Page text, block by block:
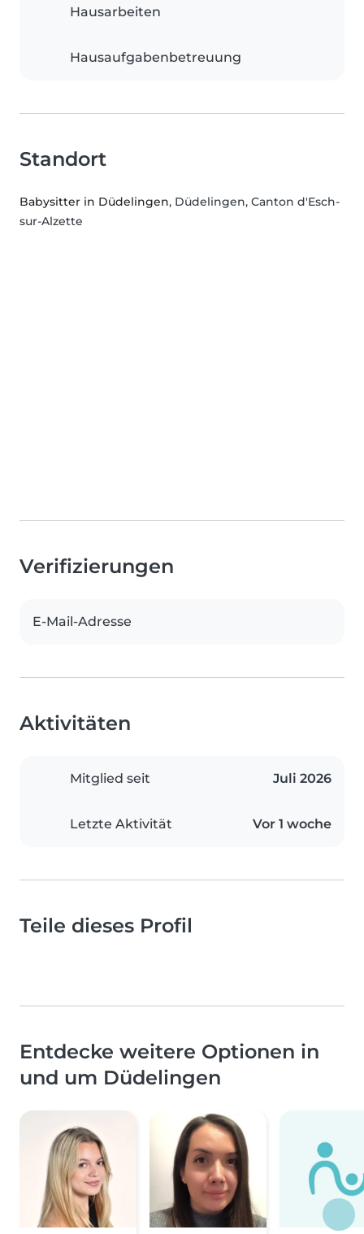
Hausarbeiten
Hausaufgabenbetreuung
Standort
Babysitter in Düdelingen, Düdelingen, Canton d'Esch-
sur-Alzette
Verifizierungen
E-Mail-Adresse
Aktivitäten
Mitglied seit Juli 2026
Letzte Aktivität Vor 1 woche
Teile dieses Profil
Entdecke weitere Optionen in
und um Düdelingen